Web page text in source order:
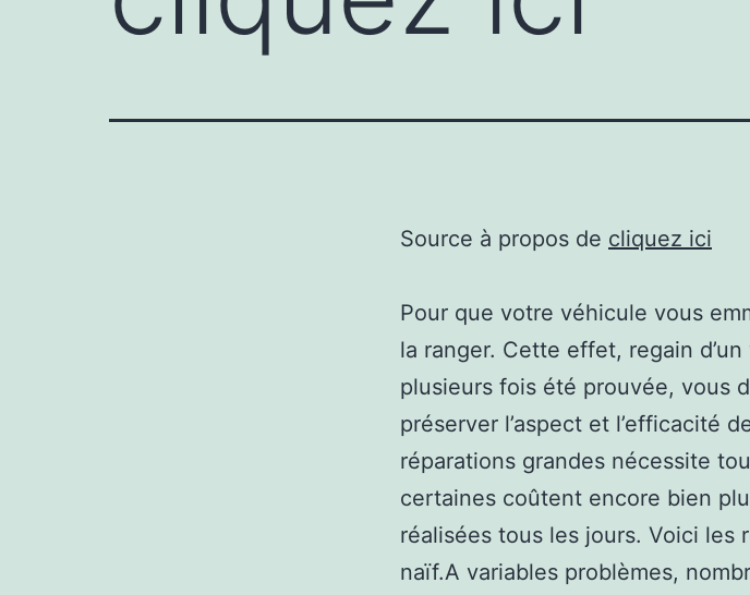
Source à propos de cliquez ici
Pour que votre véhicule vous
la ranger. Cette effet, regain
plusieurs fois été prouvée, vous
préserver l’aspect et l’efficacité
réparations grandes nécessite
certaines coûtent encore bien
réalisées tous les jours. Voici les
naïf.A variables problèmes,